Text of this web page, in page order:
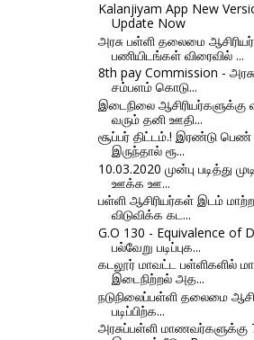
Kalanjiyam App New
Update Now
அரசு பள்ளி தலைமை
பணியிடங்கள் விரைவில் ...
8th pay Commission -
சம்பளம் கொடு...
இடைநிலை ஆசிரியர்களுக்கு
வரும் தனி ஊதி...
சூப்பர் திட்டம்.! இரண்டு
இருந்தால் ரூ...
10.03.2020 முன்பு படித்து
ஊக்க ஊ...
பள்ளி ஆசிரியர்கள் இடம்
விடுவிக்க கட...
G.O 130 - Equivalence of
பல்வேறு படிப்புக...
கடலூர் மாவட்ட பள்ளிகளில்
இடைநிற்றல் அத...
நடுநிலைப்பள்ளி தலைமை
படிப்பிற்க...
அரசுப்பள்ளி மாணவர்களுக்கு